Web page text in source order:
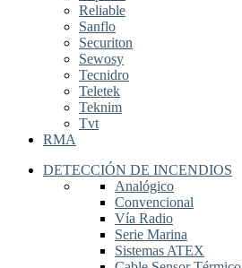
Reliable
Sanflo
Securiton
Sewosy
Tecnidro
Teletek
Teknim
Tvt
RMA
DETECCIÓN DE INCENDIOS
Analógico
Convencional
Vía Radio
Serie Marina
Sistemas ATEX